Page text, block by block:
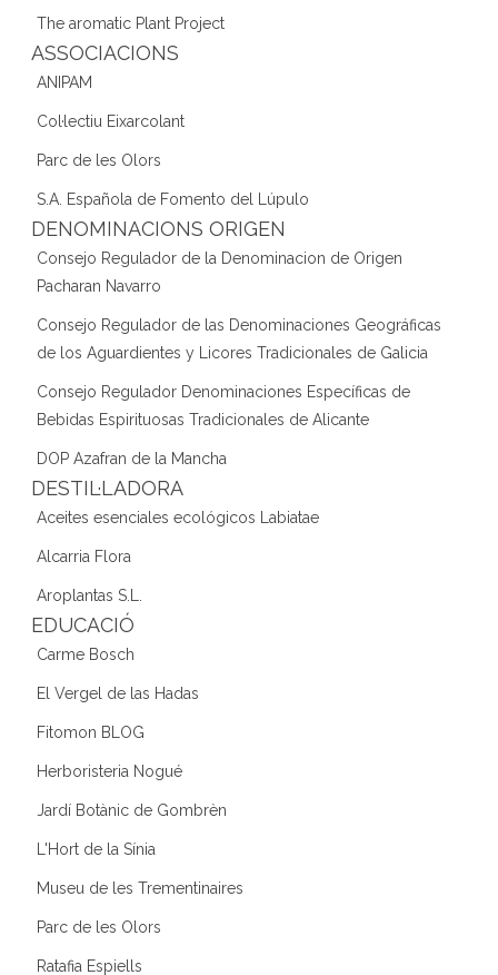
The aromatic Plant Project
ASSOCIACIONS
ANIPAM
Col·lectiu Eixarcolant
Parc de les Olors
S.A. Española de Fomento del Lúpulo
DENOMINACIONS ORIGEN
Consejo Regulador de la Denominacion de Origen
Pacharan Navarro
Consejo Regulador de las Denominaciones Geográficas
de los Aguardientes y Licores Tradicionales de Galicia
Consejo Regulador Denominaciones Específicas de
Bebidas Espirituosas Tradicionales de Alicante
DOP Azafran de la Mancha
DESTIL·LADORA
Aceites esenciales ecológicos Labiatae
Alcarria Flora
Aroplantas S.L.
EDUCACIÓ
Carme Bosch
El Vergel de las Hadas
Fitomon BLOG
Herboristeria Nogué
Jardí Botànic de Gombrèn
L'Hort de la Sínia
Museu de les Trementinaires
Parc de les Olors
Ratafia Espiells